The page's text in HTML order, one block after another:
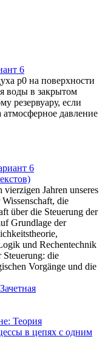
6
р0 на поверхности
воды в закрытом
резервуару, если
атмосферное давление
Jahren unseres
die
über die Steuerung der
Grundlage der
und Rechentechnik
Steuerung: die
Vorgänge und die
Теория
в цепях с одним